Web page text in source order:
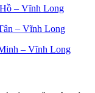
– Vĩnh Long
– Vĩnh Long
– Vĩnh Long